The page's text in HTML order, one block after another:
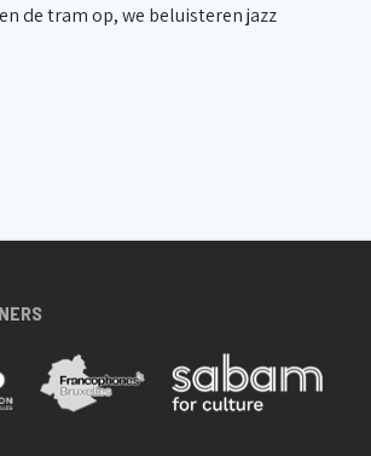
de tram op, we beluisteren jazz